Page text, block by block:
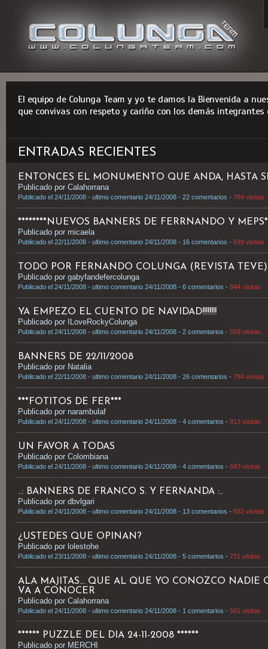
El equipo de Colunga Team y yo te damos la Bienvenida a
que convivas con respeto y cariño con los demás integrantes
ENTRADAS RECIENTES
ENTONCES EL MONUMENTO QUE ANDA, HASTA
Publicado por Calahorrana
Publicado el 24/11/2008 - ultimo comentario 24/11/2008 - 22 comentarios - 784 visitas
********NUEVOS BANNERS DE FERRNANDO Y
Publicado por micaela
Publicado el 22/11/2008 - ultimo comentario 24/11/2008 - 16 comentarios - 699 visitas
TODO POR FERNANDO COLUNGA (REVISTA TEVE)
Publicado por gabyfandefercolunga
Publicado el 24/11/2008 - ultimo comentario 24/11/2008 - 6 comentarios - 844 visitas
YA EMPEZO EL CUENTO DE NAVIDAD!!!!!!!!
Publicado por ILoveRockyColunga
Publicado el 24/11/2008 - ultimo comentario 24/11/2008 - 2 comentarios - 559 visitas
BANNERS DE 22/11/2008
Publicado por Natalia
Publicado el 22/11/2008 - ultimo comentario 24/11/2008 - 26 comentarios - 784 visitas
***FOTITOS DE FER***
Publicado por narambulaf
Publicado el 24/11/2008 - ultimo comentario 24/11/2008 - 4 comentarios - 813 visitas
UN FAVOR A TODAS
Publicado por Colombiana
Publicado el 24/11/2008 - ultimo comentario 24/11/2008 - 4 comentarios - 643 visitas
..: BANNERS DE FRANCO S. Y FERNANDA :..
Publicado por dbvlgari
Publicado el 24/11/2008 - ultimo comentario 24/11/2008 - 13 comentarios - 682 visitas
¿USTEDES QUE OPINAN?
Publicado por lolestohe
Publicado el 23/11/2008 - ultimo comentario 24/11/2008 - 5 comentarios - 731 visitas
ALA MAJITAS... QUE AL QUE YO CONOZCO
VA A CONOCER
Publicado por Calahorrana
Publicado el 24/11/2008 - ultimo comentario 24/11/2008 - 1 comentarios - 581 visitas
****** PUZZLE DEL DIA 24-11-2008 ******
Publicado por MERCHI